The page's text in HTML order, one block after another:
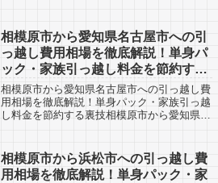
模原市から小田原市までは約50kmほどの...
相模原市から愛知県名古屋市への引
っ越し費用相場を徹底解説！単身パ
ック・家族引っ越し料金を節約する
裏技
相模原市から愛知県名古屋市への引っ越し費
用相場を徹底解説！単身パック・家族引っ越
し料金を節約する裏技相模原市から愛知県名
なると思います。相模原市から愛知県名古
屋...
相模原市から浜松市への引っ越し費
用相場を徹底解説！単身パック・家